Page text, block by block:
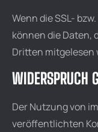
Wenn die SSL-
können die Daten,
Dritten mitgelesen
WIDERSPRUCH
Der Nutzung von
veröffentlichten